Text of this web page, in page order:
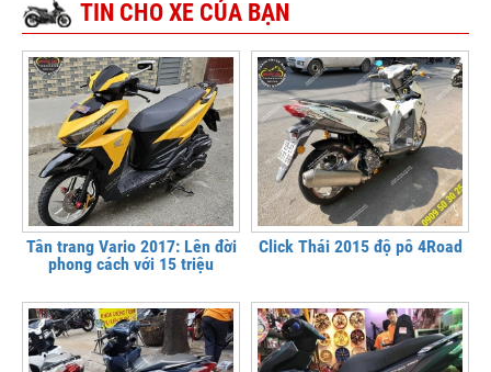
TIN CHO XE CỦA BẠN
Tân trang Vario 2017: Lên đời
phong cách với 15 triệu
Click Thái 2015 độ pô 4Road